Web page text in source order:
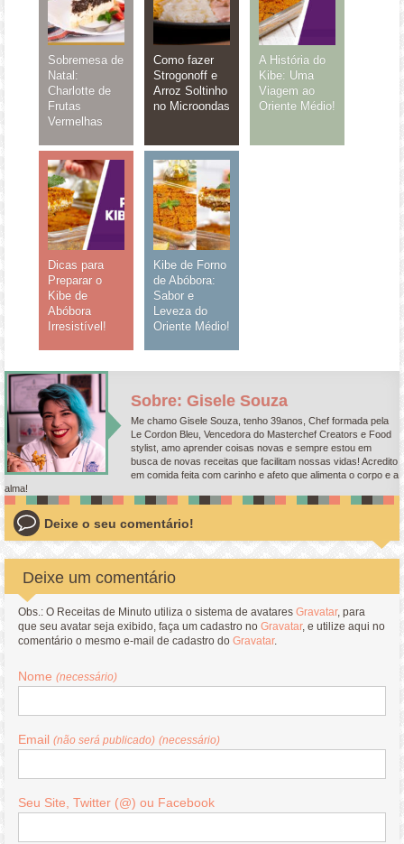
Sobremesa de
Natal:
Charlotte de
Frutas
Vermelhas
Como fazer
Strogonoff e
Arroz Soltinho
no Microondas
A História do
Kibe: Uma
Viagem ao
Oriente Médio!
Dicas para
Preparar o
Kibe de
Abóbora
Irresistível!
Kibe de Forno
de Abóbora:
Sabor e
Leveza do
Oriente Médio!
Sobre: Gisele Souza
Me chamo Gisele Souza, tenho 39anos, Chef formada pela
Le Cordon Bleu, Vencedora do Masterchef Creators e Food
stylist, amo aprender coisas novas e sempre estou em
busca de novas receitas que facilitam nossas vidas! Acredito
em comida feita com carinho e afeto que alimenta o corpo e a
alma!
Deixe o seu comentário!
Deixe um comentário
Obs.: O Receitas de Minuto utiliza o sistema de avataresGravatar, para
que seu avatar seja exibido, faça um cadastro noGravatar, e utilize aqui no
comentário o mesmo e-mail de cadastro doGravatar.
Nome(necessário)
Email(não será publicado) (necessário)
Seu Site, Twitter (@) ou Facebook